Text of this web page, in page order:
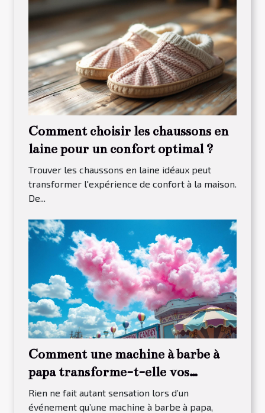
Comment choisir les chaussons en
laine pour un confort optimal ?
Trouver les chaussons en laine idéaux peut
transformer l'expérience de confort à la maison.
De...
Comment une machine à barbe à
papa transforme-t-elle vos
événements ?
Rien ne fait autant sensation lors d’un
événement qu’une machine à barbe à papa,